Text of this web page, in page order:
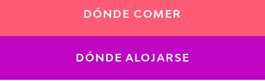
DÓNDE COMER
DÓNDE ALOJARSE